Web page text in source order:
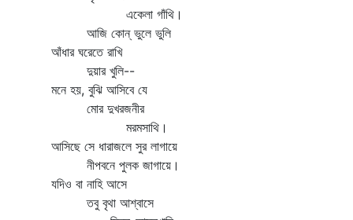
একেলা গাঁথি।
আজি কোন্‌ ভুলে ভুলি
আঁধার ঘরেতে রাখি
দুয়ার খুলি--
মনে হয়, বুঝি আসিবে যে
মোর দুখরজনীর
মরমসাথি।
আসিছে সে ধারাজলে সুর লাগায়ে
নীপবনে পুলক জাগায়ে।
যদিও বা নাহি আসে
তবু বৃথা আশ্বাসে